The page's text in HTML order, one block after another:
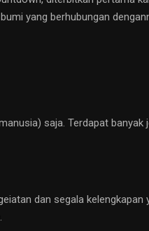
yang berhubungan
saja. Terdapat
dan segala